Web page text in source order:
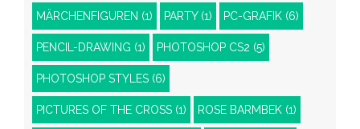
MÄRCHENFIGUREN (1) PARTY(1) PC-GRAFIK (6)
PENCIL-DRAWING (1) PHOTOSHOP CS2 (5)
PHOTOSHOP STYLES (6)
PICTURES OF THE CROSS (1) ROSE BARMBEK (1)